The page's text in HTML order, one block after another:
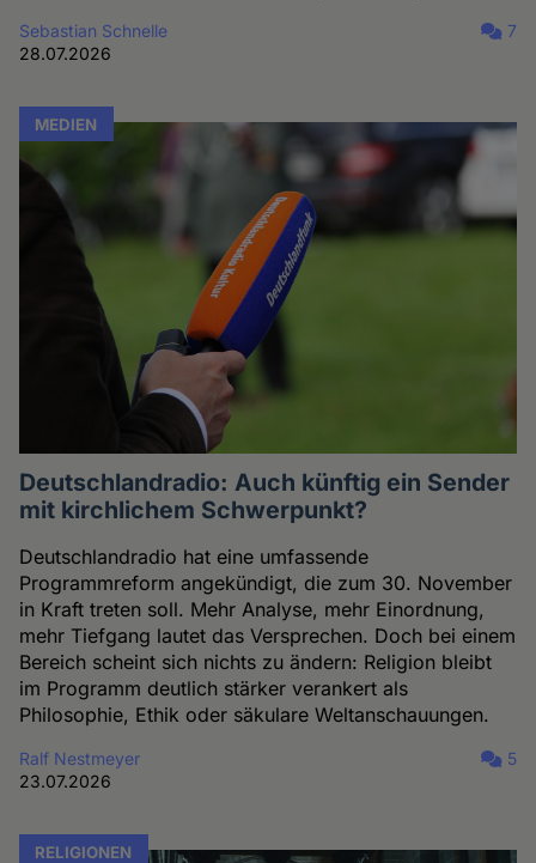
Sebastian Schnelle
28.07.2026
7
MEDIEN
Deutschlandradio: Auch künftig ein Sender
mit kirchlichem Schwerpunkt?
Deutschlandradio hat eine umfassende
Programmreform angekündigt, die zum 30. November
in Kraft treten soll. Mehr Analyse, mehr Einordnung,
mehr Tiefgang lautet das Versprechen. Doch bei einem
Bereich scheint sich nichts zu ändern: Religion bleibt
im Programm deutlich stärker verankert als
Philosophie, Ethik oder säkulare Weltanschauungen.
Ralf Nestmeyer
23.07.2026
5
RELIGIONEN